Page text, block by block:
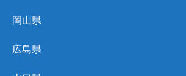
岡山県
広島県